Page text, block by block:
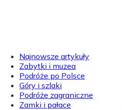
Najnowsze artykuły
Zabytki i muzea
Podróże po Polsce
Góry i szlaki
Podróże zagraniczne
Zamki i pałace